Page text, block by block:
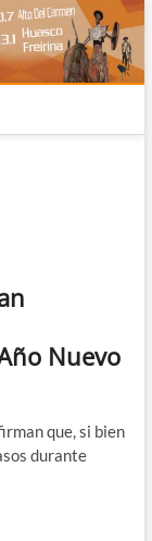
Nuevo
que, si bien
durante